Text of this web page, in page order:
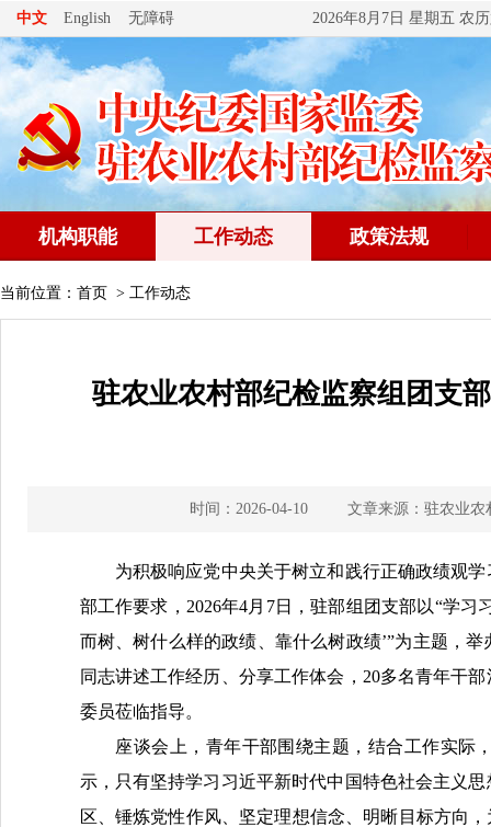
中文 English 无障碍 2026年8月7日 星期五 农
机构职能 工作动态 政策法规
当前位置： 首页 > 工作动态
驻农业农村部纪检监察组团支
时间：2026-04-10 文章来源：驻农业农
为积极响应党中央关于树立和践行正确政绩观学
部工作要求，2026年4月7日，驻部组团支部以“学
而树、树什么样的政绩、靠什么树政绩’”为主题，
同志讲述工作经历、分享工作体会，20多名青年干
委员莅临指导。
座谈会上，青年干部围绕主题，结合工作实际，
示，只有坚持学习习近平新时代中国特色社会主义
区、锤炼党性作风、坚定理想信念、明晰目标方向